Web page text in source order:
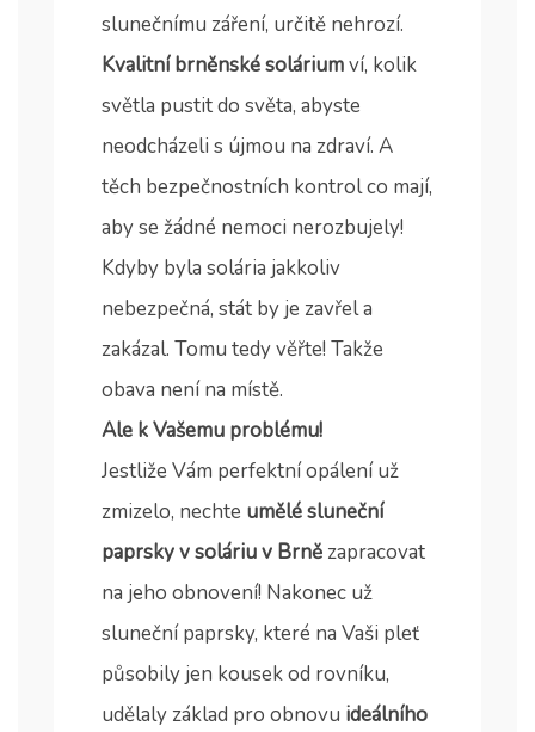
slunečnímu záření, určitě nehrozí.
Kvalitní brněnské soláriumví, kolik
světla pustit do světa, abyste
neodcházeli s újmou na zdraví. A
těch bezpečnostních kontrol co mají,
aby se žádné nemoci nerozbujely!
Kdyby byla solária jakkoliv
nebezpečná, stát by je zavřel a
zakázal. Tomu tedy věřte! Takže
obava není na místě.
Ale k Vašemu problému!
Jestliže Vám perfektní opálení už
zmizelo, nechte umělé sluneční
paprsky v soláriu v Brně zapracovat
na jeho obnovení! Nakonec už
sluneční paprsky, které na Vaši pleť
působily jen kousek od rovníku,
udělaly základ pro obnovu ideálního